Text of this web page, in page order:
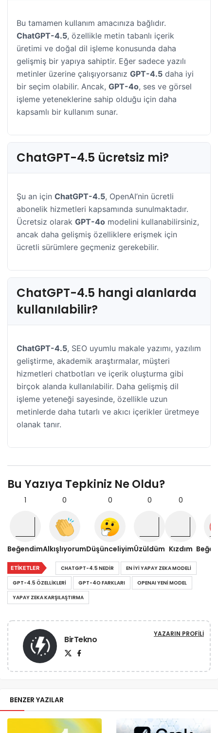
Bu tamamen kullanım amacınıza bağlıdır.
ChatGPT-4.5, özellikle metin tabanlı içerik
üretimi ve doğal dil işleme konusunda daha
gelişmiş bir yapıya sahiptir. Eğer sadece yazılı
metinler üzerine çalışıyorsanız GPT-4.5 daha iyi
bir seçim olabilir. Ancak, GPT-4o, ses ve görsel
işleme yeteneklerine sahip olduğu için daha
kapsamlı bir kullanım sunar.
ChatGPT-4.5 ücretsiz mi?
Şu an için ChatGPT-4.5, OpenAI’nin ücretli
abonelik hizmetleri kapsamında sunulmaktadır.
Ücretsiz olarak GPT-4o modelini kullanabilirsiniz,
ancak daha gelişmiş özelliklere erişmek için
ücretli sürümlere geçmeniz gerekebilir.
ChatGPT-4.5 hangi alanlarda
kullanılabilir?
ChatGPT-4.5, SEO uyumlu makale yazımı, yazılım
geliştirme, akademik araştırmalar, müşteri
hizmetleri chatbotları ve içerik oluşturma gibi
birçok alanda kullanılabilir. Daha gelişmiş dil
işleme yeteneği sayesinde, özellikle uzun
metinlerde daha tutarlı ve akıcı içerikler üretmeye
olanak tanır.
Bu Yazıya Tepkiniz Ne Oldu?
1
Beğendim
0
Alkışlıyorum
0
Düşünceliyim
0
Üzüldüm
0
Kızdım
ETIKETLER CHATGPT-4.5 NEDIR
EN IYI YAPAY ZEKA MODELI
GPT-4.5 ÖZELLIKLERI
GPT-4O FARKLARI
OPENAI YENI MODEL
YAPAY ZEKA KARŞILAŞTIRMA
BirTekno YAZARIN PROFILI
BENZER YAZILAR